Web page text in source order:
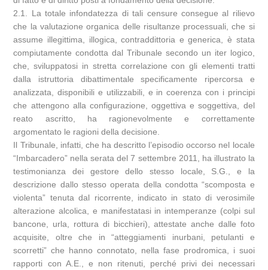
2.1. La totale infondatezza di tali censure consegue al rilievo
che la valutazione organica delle risultanze processuali, che si
assume illegittima, illogica, contraddittoria e generica, è stata
compiutamente condotta dal Tribunale secondo un iter logico,
che, sviluppatosi in stretta correlazione con gli elementi tratti
dalla istruttoria dibattimentale specificamente ripercorsa e
analizzata, disponibili e utilizzabili, e in coerenza con i principi
che attengono alla configurazione, oggettiva e soggettiva, del
reato ascritto, ha ragionevolmente e correttamente
argomentato le ragioni della decisione.
Il Tribunale, infatti, che ha descritto l’episodio occorso nel locale
“Imbarcadero” nella serata del 7 settembre 2011, ha illustrato la
testimonianza dei gestore dello stesso locale, S.G., e la
descrizione dallo stesso operata della condotta “scomposta e
violenta” tenuta dal ricorrente, indicato in stato di verosimile
alterazione alcolica, e manifestatasi in intemperanze (colpi sul
bancone, urla, rottura di bicchieri), attestate anche dalle foto
acquisite, oltre che in “atteggiamenti inurbani, petulanti e
scorretti” che hanno connotato, nella fase prodromica, i suoi
rapporti con A.E., e non ritenuti, perché privi dei necessari